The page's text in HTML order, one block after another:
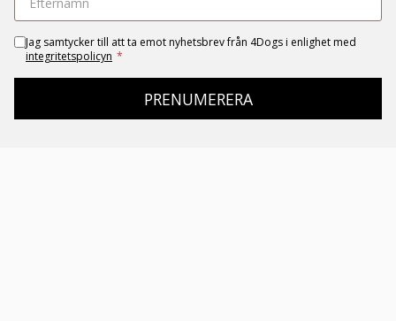
Jag samtycker till att ta emot nyhetsbrev från 4Dogs i enlighet med
integritetspolicyn *
PRENUMERERA